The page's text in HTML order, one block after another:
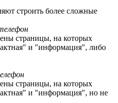
строить более сложные
страницы, на которых
и "информация", либо
страницы, на которых
и "информация", но не